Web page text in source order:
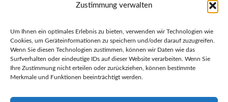
Zustimmung verwalten
Um Ihnen ein optimales Erlebnis zu bieten, verwenden wir Technologien wie
Cookies, um Geräteinformationen zu speichern und/oder darauf zuzugreifen.
Wenn Sie diesen Technologien zustimmen, können wir Daten wie das
Surfverhalten oder eindeutige IDs auf dieser Website verarbeiten. Wenn Sie
Ihre Zustimmung nicht erteilen oder zurückziehen, können bestimmte
Merkmale und Funktionen beeinträchtigt werden.
INFORMATIONEN
AGB
Datenschutz
Cookies-Richtlinie